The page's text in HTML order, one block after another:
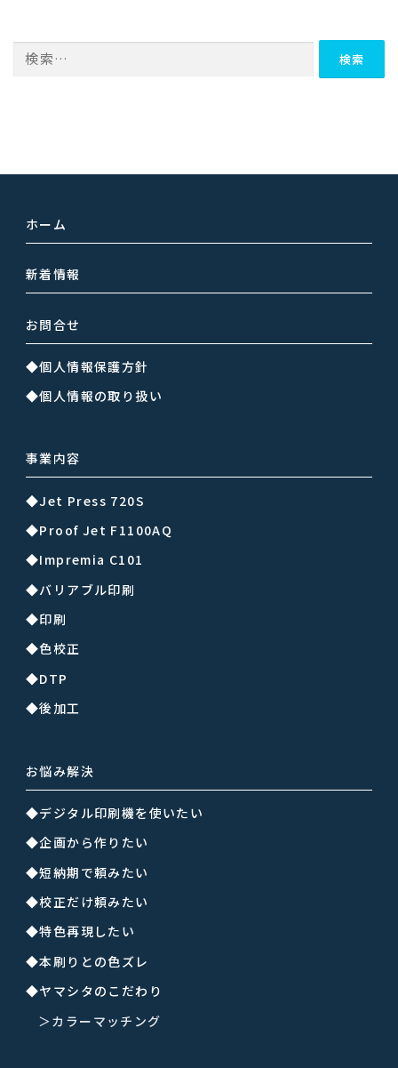
検
ホーム
新着情報
お問合せ
◆個人情報保護方針
◆個人情報の取り扱い
事業内容
◆Jet Press 720S
◆Proof Jet F1100AQ
◆Impremia C101
◆バリアブル印刷
◆印刷
◆色校正
◆DTP
◆後加工
お悩み解決
◆デジタル印刷機を使いたい
◆企画から作りたい
◆短納期で頼みたい
◆校正だけ頼みたい
◆特色再現したい
◆本刷りとの色ズレ
◆ヤマシタのこだわり
＞カラーマッチング